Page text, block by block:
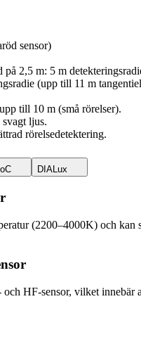
sensor)
på 2,5 m: 5 m
(upp till 11 m
till 10 m (små rörelser).
ljus.
rörelsedetektering.
DIALux
(2200–4000K) och kan
HF-sensor, vilket